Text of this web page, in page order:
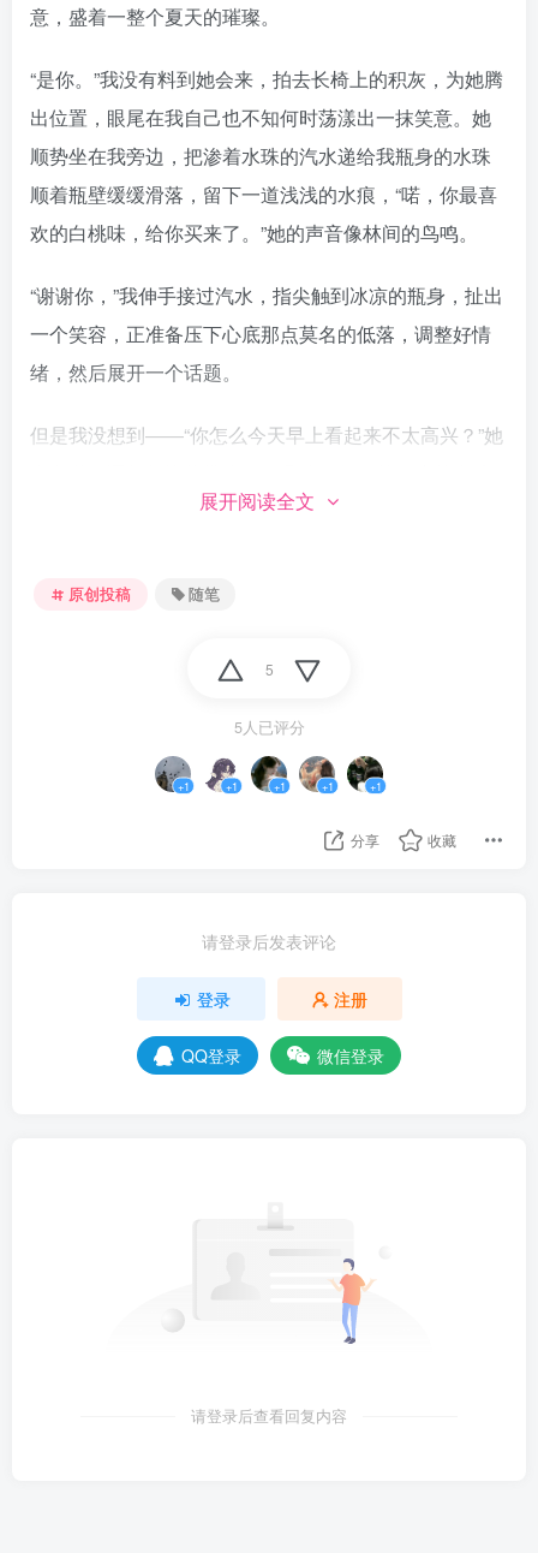
意，盛着一整个夏天的璀璨。
“是你。”我没有料到她会来，拍去长椅上的积灰，为她腾
出位置，眼尾在我自己也不知何时荡漾出一抹笑意。她
顺势坐在我旁边，把渗着水珠的汽水递给我瓶身的水珠
顺着瓶壁缓缓滑落，留下一道浅浅的水痕，“喏，你最喜
欢的白桃味，给你买来了。”她的声音像林间的鸟鸣。
“谢谢你，”我伸手接过汽水，指尖触到冰凉的瓶身，扯出
一个笑容，正准备压下心底那点莫名的低落，调整好情
绪，然后展开一个话题。
但是我没想到——“你怎么今天早上看起来不太高兴？”她
脸上带着惯常的笑容，言行举止也与平日无异。
良久我才找回自己的声音：“我没什么事呀。你看错了
她轻轻“切”了一声，随机伸出双手，轻轻搭上我的肩：
直直地望着我，带着不容置疑的笃定，“你的眼神里和往
诶。有什么不能告诉我嘛？和我说说吧。”
我思索片刻，不知从何说起。困扰着我的缘由显得我太
从何说起？我不知道。我们二人同班，又因为喜欢写作
而熟识，我看着她笔下那些灵动的文字，我仿佛看见了
在字里行间寄托心事。我们平时常常写写画画，在彼此
展开阅读全文
原创投稿 随笔
5
5人已评分
+1 +1 +1 +1 +1
分享 收藏
请登录后发表评论
登录 注册
QQ登录 微信登录
请登录后查看回复内容